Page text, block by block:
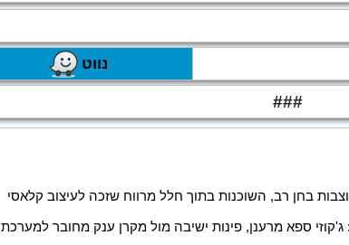
נווט
###
בחן רב, השוכנות בתוך חלל מרווח שזכה לעיצוב קלאסי
ספא מרענן, פינות ישיבה מול מקרן ענק מחובר למערכת